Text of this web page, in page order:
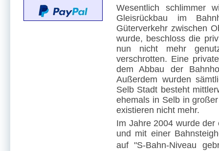
Wesentlich schlimmer
Gleisrückbau im
Güterverkehr zwischen
wurde, beschloss die
nun nicht mehr
verschrotten. Eine
dem Abbau der
Außerdem wurden
Selb Stadt besteht
ehemals in Selb in
existieren nicht mehr.
Im Jahre 2004 wurde
und mit einer
auf "S-Bahn-Niveau